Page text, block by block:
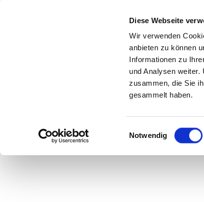
Diese Webseite
Wir verwenden
anbieten zu können
Informationen zu
und Analysen
zusammen, die Sie
gesammelt haben.
Einwilligungsauswahl
Notwendig
TUSH